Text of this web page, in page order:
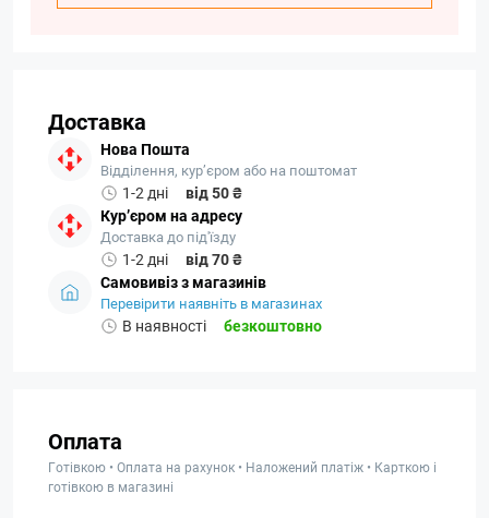
Доставка
Нова Пошта
Відділення, кур’єром або на поштомат
1-2 дні
від 50 ₴
Кур’єром на адресу
Доставка до під'їзду
1-2 дні
від 70 ₴
Самовивіз з магазинів
Перевірити наявніть в магазинах
В наявності безкоштовно
Оплата
Готівкою • Оплата на рахунок • Наложений платіж • Карткою і
готівкою в магазині